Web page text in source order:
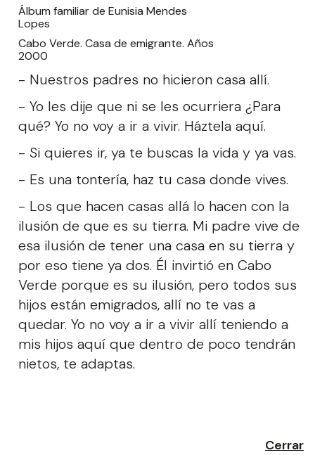
Álbum familiar de Eunisia Mendes
Lopes
Cabo Verde. Casa de emigrante. Años
2000
- Nuestros padres no hicieron casa allí.
- Yo les dije que ni se les ocurriera ¿Para
qué? Yo no voy a ir a vivir. Háztela aquí.
- Si quieres ir, ya te buscas la vida y ya vas.
- Es una tontería, haz tu casa donde vives.
- Los que hacen casas allá lo hacen con la
ilusión de que es su tierra. Mi padre vive de
esa ilusión de tener una casa en su tierra y
por eso tiene ya dos. Él invirtió en Cabo
Verde porque es su ilusión, pero todos sus
hijos están emigrados, allí no te vas a
quedar. Yo no voy a ir a vivir allí teniendo a
mis hijos aquí que dentro de poco tendrán
nietos, te adaptas.
Cerrar